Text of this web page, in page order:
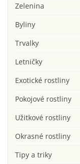
Zelenina
Byliny
Trvalky
Letničky
Exotické rostliny
Pokojové rostliny
Užitkové rostliny
Okrasné rostliny
Tipy a triky